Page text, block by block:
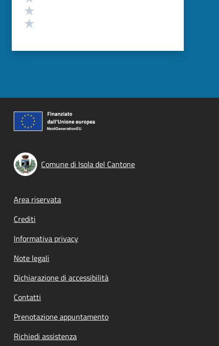
Comune di Isola del Cantone
Footer menu
Area riservata
Crediti
Informativa privacy
Note legali
Dichiarazione di accessibilità
Contatti
Prenotazione appuntamento
Richiedi assistenza